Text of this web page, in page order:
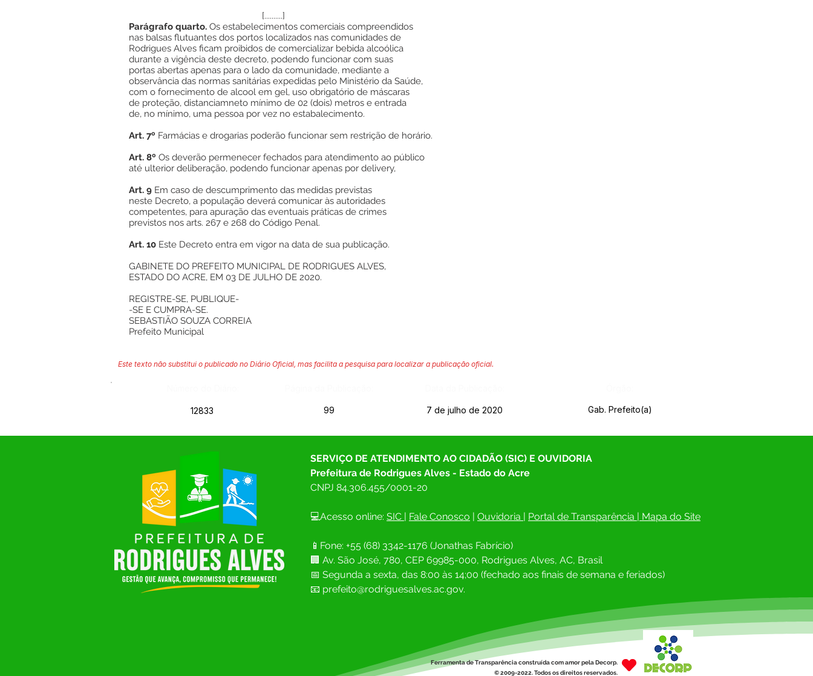
[..........]
Parágrafo quarto. Os estabelecimentos comerciais compreendidos
nas balsas flutuantes dos portos localizados nas comunidades de
Rodrigues Alves ficam proibidos de comercializar bebida alcoólica
durante a vigência deste decreto, podendo funcionar com suas
portas abertas apenas para o lado da comunidade, mediante a
observância das normas sanitárias expedidas pelo Ministério da Saúde,
com o fornecimento de alcool em gel, uso obrigatório de máscaras
de proteção, distanciamneto mínimo de 02 (dois) metros e entrada
de, no mínimo, uma pessoa por vez no estabalecimento.
Art. 7º Farmácias e drogarias poderão funcionar sem restrição de horário.
Art. 8º Os deverão permenecer fechados para atendimento ao público
até ulterior deliberação, podendo funcionar apenas por delivery,
Art. 9 Em caso de descumprimento das medidas previstas
neste Decreto, a população deverá comunicar às autoridades
competentes, para apuração das eventuais práticas de crimes
previstos nos arts. 267 e 268 do Código Penal.
Art. 10 Este Decreto entra em vigor na data de sua publicação.
GABINETE DO PREFEITO MUNICIPAL DE RODRIGUES ALVES,
ESTADO DO ACRE, EM 03 DE JULHO DE 2020.
REGISTRE-SE, PUBLIQUE-
-SE E CUMPRA-SE.
SEBASTIÃO SOUZA CORREIA
Prefeito Municipal
Este texto não substitui o publicado no Diário Oficial, mas facilita a pesquisa para localizar a publicação oficial.
12833 99 7 de julho de 2020 Gab. Prefeito(a)
SERVIÇO DE ATENDIMENTO AO CIDADÃO (SIC) E OUVIDORIA
Prefeitura de Rodrigues Alves - Estado do Acre
CNPJ 84.306.455/0001-20
💻Acesso online: SIC | Fale Conosco | Ouvidoria | Portal de Transparência | Mapa do Site
📱Fone: +55 (68) 3342-1176 (Jonathas Fabrício)
🏢 Av. São José, 780, CEP 69985-000, Rodrigues Alves, AC, Brasil
📅 Segunda a sexta, das 8:00 às 14;00 (fechado aos finais de semana e feriados)
📧 prefeito@rodriguesalves.ac.gov.
Ferramenta de Transparência construída com amor pela Decorp.
© 2009-2022. Todos os direitos reservados.